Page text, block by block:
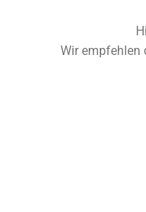
Wir empfehlen